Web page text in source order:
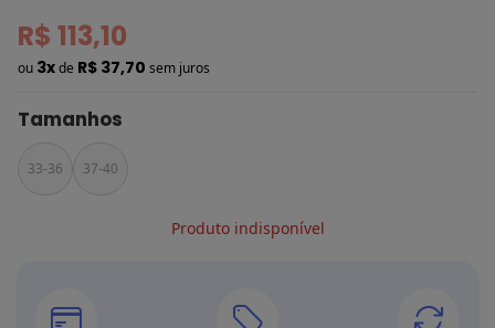
R$ 113,10
ou 3xde R$ 37,70 sem juros
Tamanhos
33-36 37-40
Produto indisponível